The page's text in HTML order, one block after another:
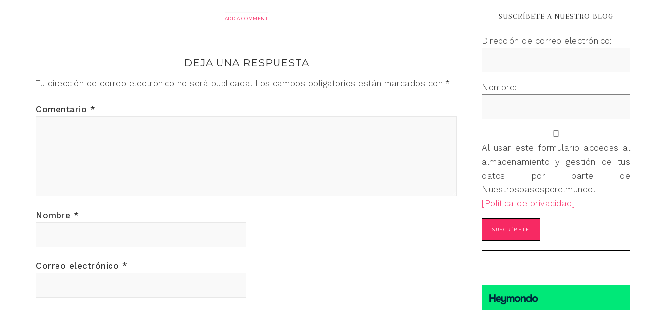
ADD A COMMENT
DEJA UNA RESPUESTA
Tu dirección de correo electrónico no será publicada. Los campos obligatorios están marcados con *
Comentario *
Nombre *
Correo electrónico *
SUSCRÍBETE A NUESTRO BLOG
Dirección de correo electrónico:
Nombre:
Al usar este formulario accedes al
almacenamiento y gestión de tus
datos por parte de
Nuestrospasosporelmundo.
[Política de privacidad]